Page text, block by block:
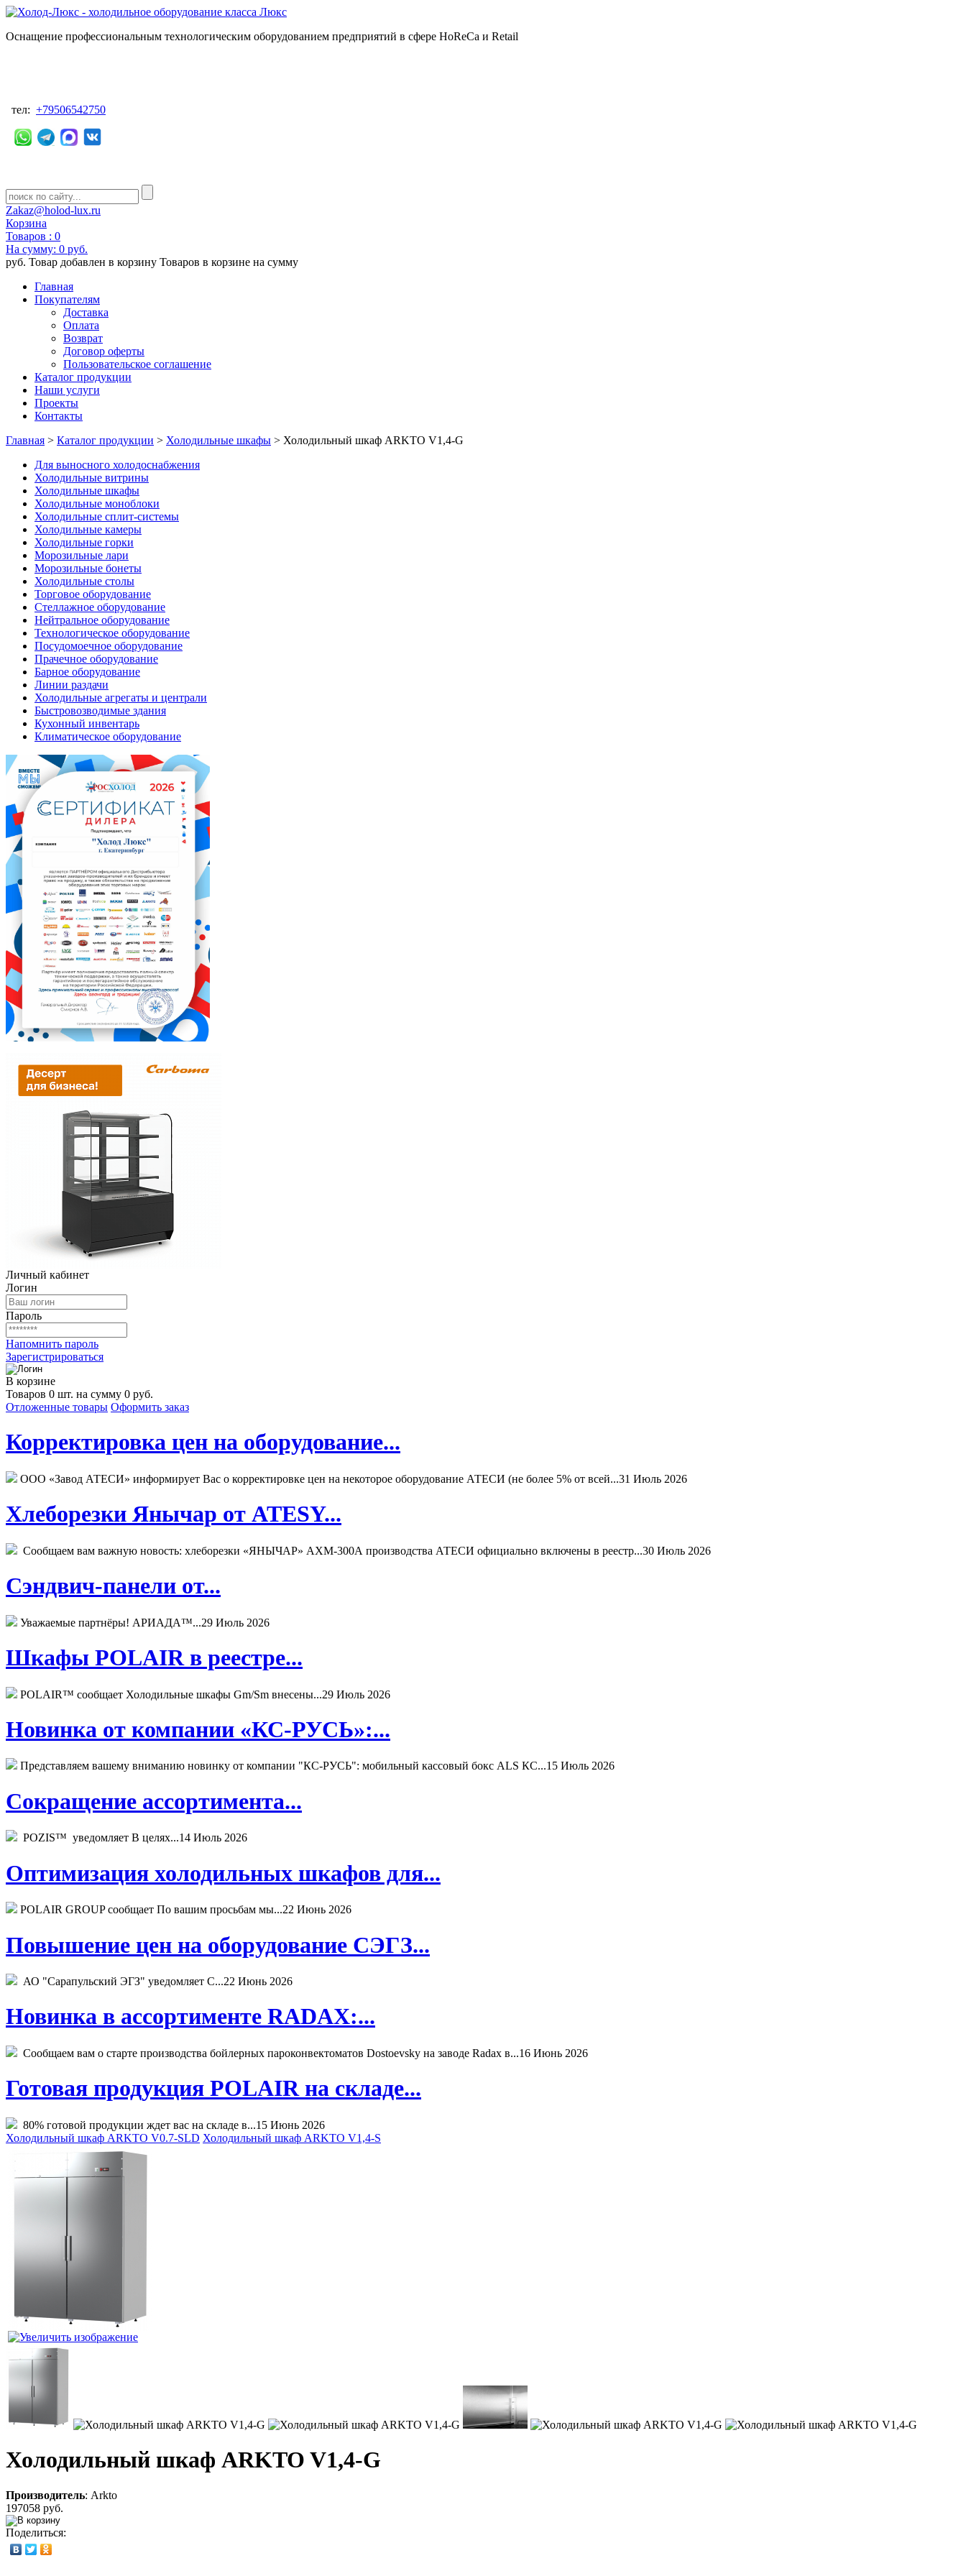
Оснащение профессиональным технологическим оборудованием предприятий в сфере HoReCa и Retail
тел: +79506542750
Zakaz@holod-lux.ru
Корзина
Товаров : 0
На сумму: 0 руб.
руб. Товар добавлен в корзину Товаров в корзине на сумму
Главная
Покупателям
Доставка
Оплата
Возврат
Договор оферты
Пользовательское соглашение
Каталог продукции
Наши услуги
Проекты
Контакты
Главная > Каталог продукции > Холодильные шкафы > Холодильный шкаф ARKTO V1,4-G
Для выносного холодоснабжения
Холодильные витрины
Холодильные шкафы
Холодильные моноблоки
Холодильные сплит-системы
Холодильные камеры
Холодильные горки
Морозильные лари
Морозильные бонеты
Холодильные столы
Торговое оборудование
Стеллажное оборудование
Нейтральное оборудование
Технологическое оборудование
Посудомоечное оборудование
Прачечное оборудование
Барное оборудование
Линии раздачи
Холодильные агрегаты и централи
Быстровозводимые здания
Кухонный инвентарь
Климатическое оборудование
Личный кабинет
Логин
Пароль
Напомнить пароль
Зарегистрироваться
В корзине
Товаров 0 шт. на сумму 0 руб.
Отложенные товары Оформить заказ
Корректировка цен на оборудование...
ООО «Завод АТЕСИ» информирует Вас о корректировке цен на некоторое оборудование АТЕСИ (не более 5% от всей...31 Июль 2026
Хлеборезки Янычар от ATESY...
Сообщаем вам важную новость: хлеборезки «ЯНЫЧАР» АХМ-300А производства АТЕСИ официально включены в реестр...30 Июль 2026
Сэндвич-панели от...
Уважаемые партнёры! АРИАДА™...29 Июль 2026
Шкафы POLAIR в реестре...
POLAIR™ сообщает Холодильные шкафы Gm/Sm внесены...29 Июль 2026
Новинка от компании «КС-РУСЬ»:...
Представляем вашему вниманию новинку от компании "КС-РУСЬ": мобильный кассовый бокс ALS КС...15 Июль 2026
Сокращение ассортимента...
POZIS™ уведомляет В целях...14 Июль 2026
Оптимизация холодильных шкафов для...
POLAIR GROUP сообщает По вашим просьбам мы...22 Июнь 2026
Повышение цен на оборудование СЭГЗ...
АО "Сарапульский ЭГЗ" уведомляет С...22 Июнь 2026
Новинка в ассортименте RADAX:...
Сообщаем вам о старте производства бойлерных пароконвектоматов Dostoevsky на заводе Radax в...16 Июнь 2026
Готовая продукция POLAIR на складе...
80% готовой продукции ждет вас на складе в...15 Июнь 2026
Холодильный шкаф ARKTO V0.7-SLD Холодильный шкаф ARKTO V1,4-S
Холодильный шкаф ARKTO V1,4-G
Производитель: Arkto
197058 руб.
Поделиться: